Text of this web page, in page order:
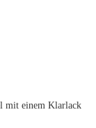
mit einem Klarlack